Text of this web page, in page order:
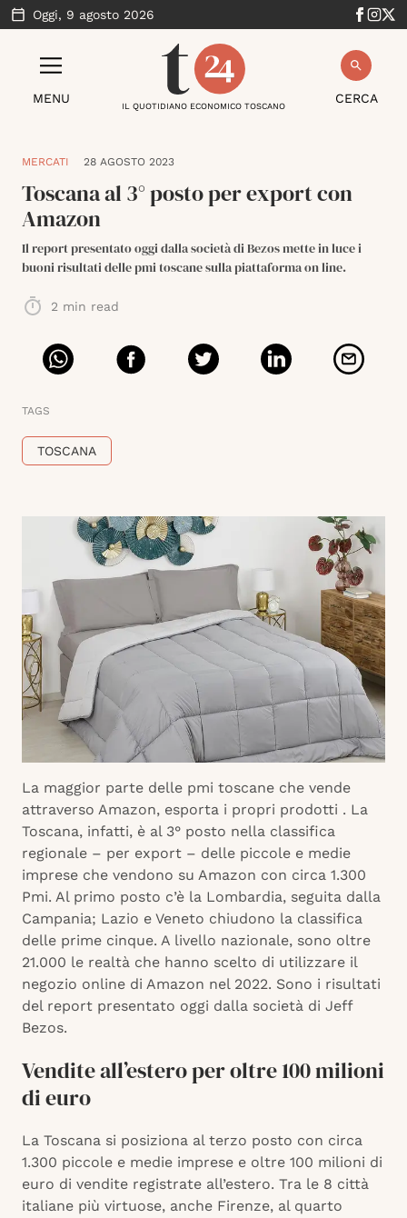
Oggi, 9 agosto 2026
MENU CERCA
IL QUOTIDIANO ECONOMICO TOSCANO
MERCATI 28 AGOSTO 2023
Toscana al 3° posto per export con
Amazon
Il report presentato oggi dalla società di Bezos mette in luce i
buoni risultati delle pmi toscane sulla piattaforma on line.
2 min read
TAGS
TOSCANA
La maggior parte delle pmi toscane che vende
attraverso Amazon, esporta i propri prodotti . La
Toscana, infatti, è al 3° posto nella classifica
regionale – per export – delle piccole e medie
imprese che vendono su Amazon con circa 1.300
Pmi. Al primo posto c’è la Lombardia, seguita dalla
Campania; Lazio e Veneto chiudono la classifica
delle prime cinque. A livello nazionale, sono oltre
21.000 le realtà che hanno scelto di utilizzare il
negozio online di Amazon nel 2022. Sono i risultati
del report presentato oggi dalla società di Jeff
Bezos.
Vendite all’estero per oltre 100 milioni
di euro
La Toscana si posiziona al terzo posto con circa
1.300 piccole e medie imprese e oltre 100 milioni di
euro di vendite registrate all’estero. Tra le 8 città
italiane più virtuose, anche Firenze, al quarto